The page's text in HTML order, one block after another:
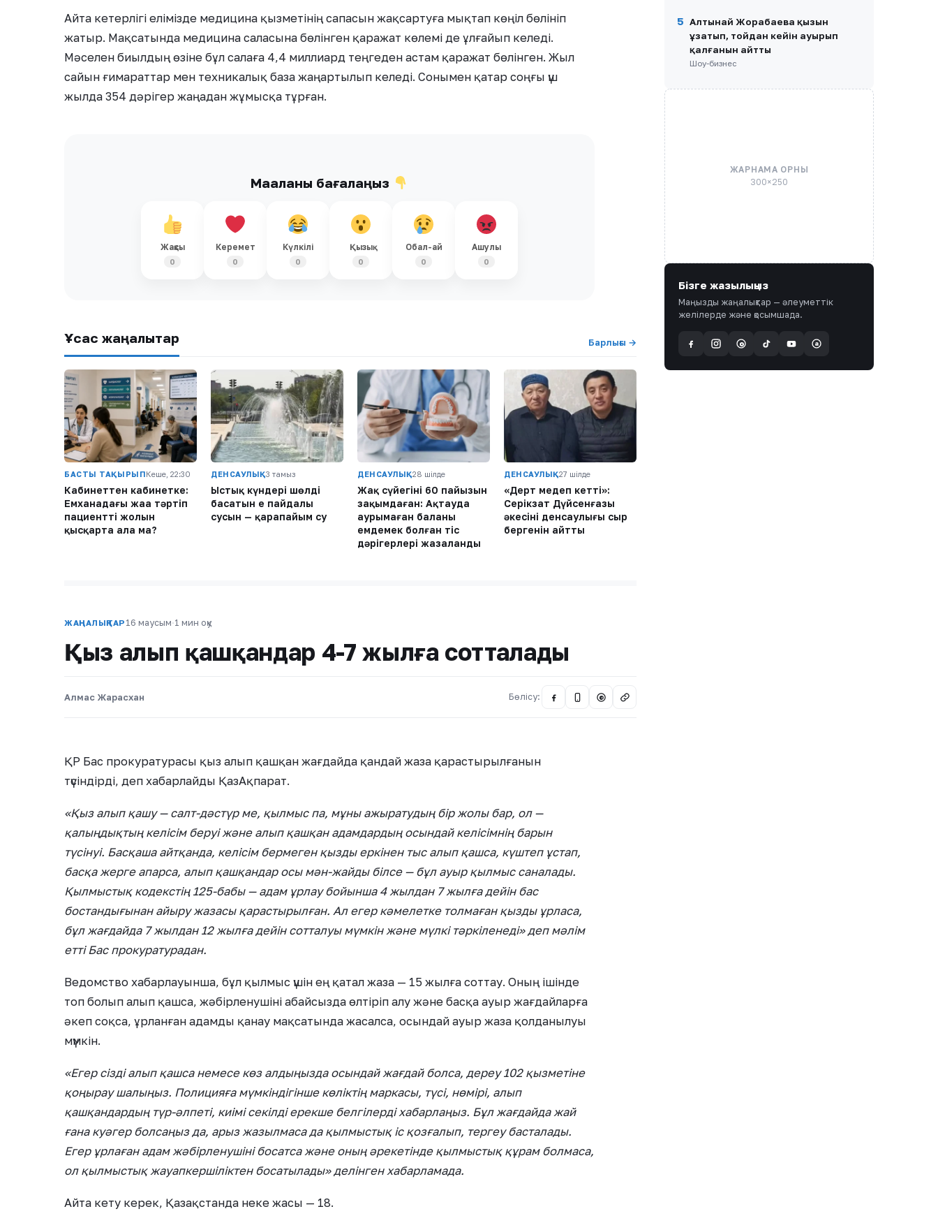
Айта кетерлігі елімізде медицина қызметінің сапасын жақсартуға мықтап көңіл бөлініп
жатыр. Мақсатында медицина саласына бөлінген қаражат көлемі де ұлғайып келеді.
Мәселен биылдың өзіне бұл салаға 4,4 миллиард теңгеден астам қаражат бөлінген. Жыл
сайын ғимараттар мен техникалық база жаңартылып келеді. Сонымен қатар соңғы үш
жылда 354 дәрігер жаңадан жұмысқа тұрған.
Мақаланы бағалаңыз
Жақсы
0
Керемет
0
Күлкілі
0
Қызық
0
Обал-ай
0
Ашулы
0
Ұқсас жаңалықтар Барлығы →
БАСТЫ ТАҚЫРЫПКеше, 22:30
Кабинеттен кабинетке:
Емханадағы жаңа тәртіп
пациенттің жолын
қысқарта ала ма?
ДЕНСАУЛЫҚ3 тамыз
Ыстық күндері шөлді
басатын ең пайдалы
сусын — қарапайым су
ДЕНСАУЛЫҚ28 шілде
Жақ сүйегінің 60 пайызын
зақымдаған: Ақтауда
аурымаған баланы
емдемек болған тіс
дәрігерлері жазаланды
ДЕНСАУЛЫҚ27 шілде
«Дерт меңдеп кетті»:
Серікзат Дүйсенғазы
әкесінің денсаулығы сыр
бергенін айтты
ЖАҢАЛЫҚТАР 16 маусым·1 мин оқу
Қыз алып қашқандар 4-7 жылға сотталады
Алмас Жарасхан Бөлісу: @
ҚР Бас прокуратурасы қыз алып қашқан жағдайда қандай жаза қарастырылғанын
түсіндірді, деп хабарлайды ҚазАқпарат.
«Қыз алып қашу — салт-дәстүр ме, қылмыс па, мұны ажыратудың бір жолы бар, ол —
қалыңдықтың келісім беруі және алып қашқан адамдардың осындай келісімнің барын
түсінуі. Басқаша айтқанда, келісім бермеген қызды еркінен тыс алып қашса, күштеп ұстап,
басқа жерге апарса, алып қашқандар осы мән-жайды білсе — бұл ауыр қылмыс саналады.
Қылмыстық кодекстің 125-бабы — адам ұрлау бойынша 4 жылдан 7 жылға дейін бас
бостандығынан айыру жазасы қарастырылған. Ал егер кәмелетке толмаған қызды ұрласа,
бұл жағдайда 7 жылдан 12 жылға дейін сотталуы мүмкін және мүлкі тәркіленеді» деп мәлім
етті Бас прокуратурадан.
Ведомство хабарлауынша, бұл қылмыс үшін ең қатал жаза — 15 жылға соттау. Оның ішінде
топ болып алып қашса, жәбірленушіні абайсызда өлтіріп алу және басқа ауыр жағдайларға
әкеп соқса, ұрланған адамды қанау мақсатында жасалса, осындай ауыр жаза қолданылуы
мүмкін.
«Егер сізді алып қашса немесе көз алдыңызда осындай жағдай болса, дереу 102 қызметіне
қоңырау шалыңыз. Полицияға мүмкіндігінше көліктің маркасы, түсі, нөмірі, алып
қашқандардың түр-әлпеті, киімі секілді ерекше белгілерді хабарлаңыз. Бұл жағдайда жай
ғана куәгер болсаңыз да, арыз жазылмаса да қылмыстық іс қозғалып, тергеу басталады.
Егер ұрлаған адам жәбірленушіні босатса және оның әрекетінде қылмыстық құрам болмаса,
ол қылмыстық жауапкершіліктен босатылады» делінген хабарламада.
Айта кету керек, Қазақстанда неке жасы — 18.
5 Алтынай Жорабаева қызын
ұзатып, тойдан кейін ауырып
қалғанын айтты
Шоу-бизнес
ЖАРНАМА ОРНЫ
300×250
Бізге жазылыңыз
Маңызды жаңалықтар — әлеуметтік
желілерде және қосымшада.
@ a